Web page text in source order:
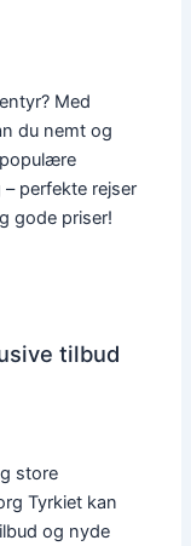
Med
du nemt og
perfekte rejser
gode priser!
tilbud
store
Tyrkiet kan
og nyde